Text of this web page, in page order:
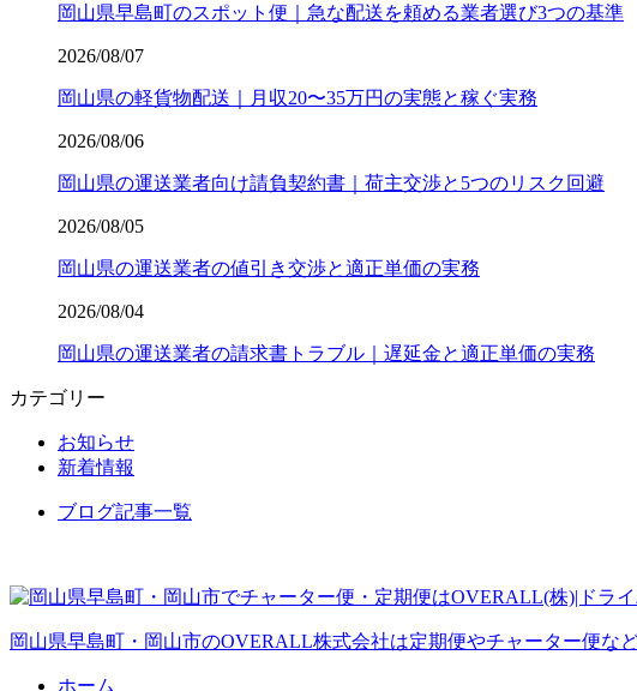
岡山県早島町のスポット便｜急な配送を頼める業者選び3つの基準
2026/08/07
岡山県の軽貨物配送｜月収20〜35万円の実態と稼ぐ実務
2026/08/06
岡山県の運送業者向け請負契約書｜荷主交渉と5つのリスク回避
2026/08/05
岡山県の運送業者の値引き交渉と適正単価の実務
2026/08/04
岡山県の運送業者の請求書トラブル｜遅延金と適正単価の実務
カテゴリー
お知らせ
新着情報
ブログ記事一覧
岡山県早島町・岡山市のOVERALL株式会社は定期便やチャーター便な
ホーム